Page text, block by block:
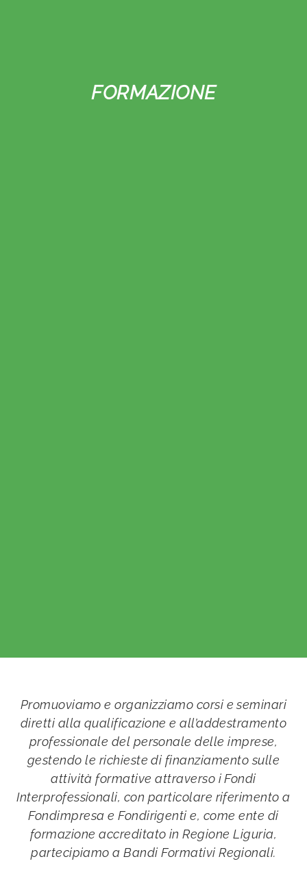
FORMAZIONE
Promuoviamo e organizziamo corsi e seminari
diretti alla qualificazione e all’addestramento
professionale del personale delle imprese,
gestendo le richieste di finanziamento sulle
attività formative attraverso i Fondi
Interprofessionali, con particolare riferimento a
Fondimpresa e Fondirigenti e, come ente di
formazione accreditato in Regione Liguria,
partecipiamo a Bandi Formativi Regionali.